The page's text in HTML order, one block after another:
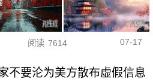
阅读 7614 07-17
不要沦为美方散布虚假信息